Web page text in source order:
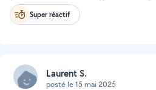
Super réactif
Laurent S.
posté le 15 mai 2025